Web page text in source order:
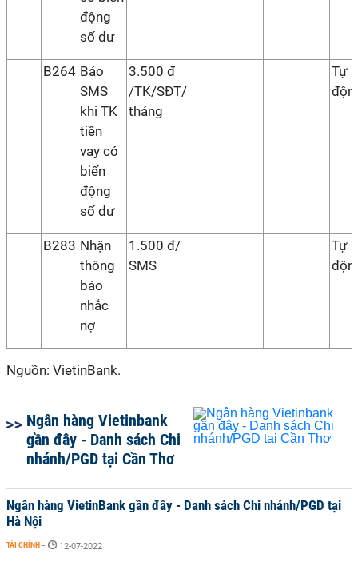
động
số dư
B264 Báo
SMS
khi TK
tiền
vay có
biến
động
số dư
3.500 đ
/TK/SĐT/
tháng
Tự
B283 Nhận
thông
báo
nhắc
nợ
1.500 đ/
SMS
Tự
Nguồn: VietinBank.
Ngân hàng Vietinbank
gần đây - Danh sách Chi
nhánh/PGD tại Cần Thơ
Ngân hàng VietinBank gần đây - Danh sách Chi nhánh/PGD tại
Hà Nội
TÀI CHÍNH - 12-07-2022